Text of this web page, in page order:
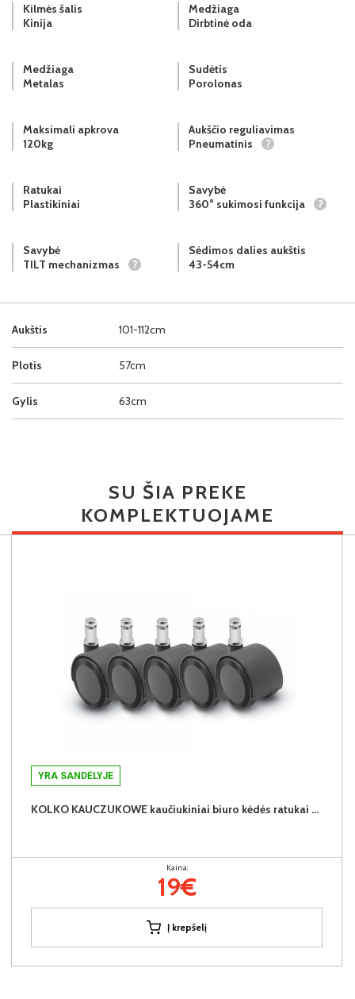
Aukštis 101-112cm
Plotis 57cm
Gylis 63cm
Kilmės šalis
Kinija
Medžiaga
Dirbtinė oda
Medžiaga
Metalas
Sudėtis
Porolonas
Maksimali apkrova
120kg
Aukščio reguliavimas
Pneumatinis
?
Ratukai
Plastikiniai
Savybė
360° sukimosi funkcija
?
Savybė
TILT mechanizmas
?
Sėdimos dalies aukštis
43-54cm
SU ŠIA PREKE
KOMPLEKTUOJAME
YRA SANDĖLYJE
KOLKO KAUCZUKOWE kaučiukiniai biuro kėdės ratukai be stabdymo funkcijos (komplekte - 5vnt.)
Kaina:
19€
Į krepšelį